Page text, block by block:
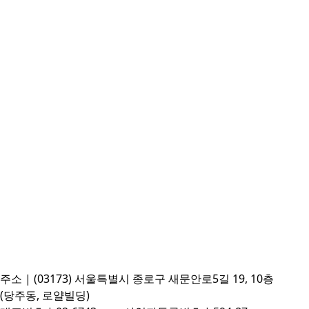
주소 | (03173) 서울특별시 종로구 새문안로5길 19, 10층
(당주동, 로얄빌딩)